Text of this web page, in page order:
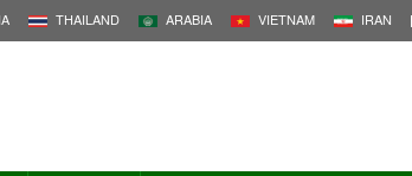
THAILAND ARABIA VIETNAM IRAN